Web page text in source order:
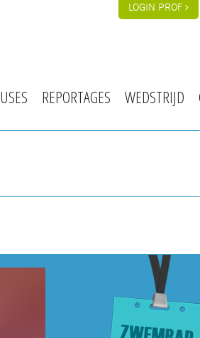
LOGIN PROF
REPORTAGES WEDSTRIJD